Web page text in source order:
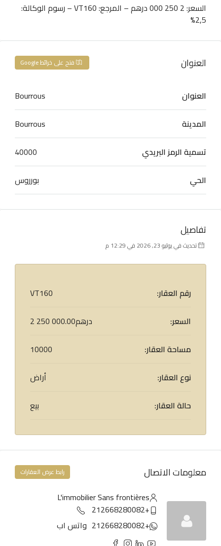
السعر: 2 250 000 درهم – المرجع: VT160 – رسوم الوكالة:
2,5%
العنوان فتح على خرائط Google
العنوان
Bourrous
المدينة
Bourrous
تسمية الرمز البريدي
40000
الحي
بورروس
تفاصيل
تحديث في يوليو 23, 2026 في 12:29 م
رقم العقار:
VT160
السعر:
2 250 000.00درهم
مساحة العقار:
10000
نوع العقار:
أراض
حالة العقار:
بيع
معلومات الاتصال رابط عرض العقارات
L'immobilier Sans frontières
+212668280082
+212668280082
واتس اب